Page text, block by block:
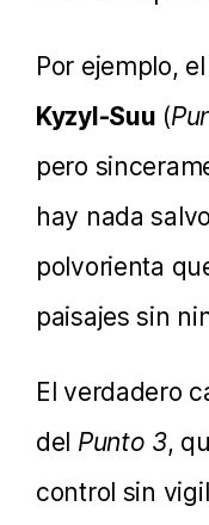
Por ejemplo,
Kyzyl-Suu (
pero
hay nada
polvorienta
paisajes sin
El verdadero
del Punto 3,
control sin